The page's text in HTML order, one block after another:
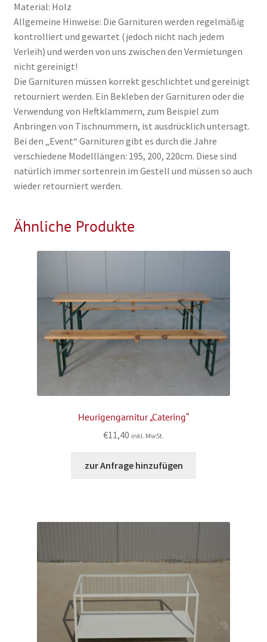
Material: Holz
Allgemeine Hinweise: Die Garnituren werden regelmäßig
kontrolliert und gewartet (jedoch nicht nach jedem
Verleih) und werden von uns zwischen den Vermietungen
nicht gereinigt!
Die Garnituren müssen korrekt geschlichtet und gereinigt
retourniert werden. Ein Bekleben der Garnituren oder die
Verwendung von Heftklammern, zum Beispiel zum
Anbringen von Tischnummern, ist ausdrücklich untersagt.
Bei den „Event“ Garnituren gibt es durch die Jahre
verschiedene Modelllängen: 195, 200, 220cm. Diese sind
natürlich immer sortenrein im Gestell und müssen so auch
wieder retourniert werden.
Ähnliche Produkte
Heurigengarnitur „Catering“
€11,40 inkl. MwSt.
zur Anfrage hinzufügen